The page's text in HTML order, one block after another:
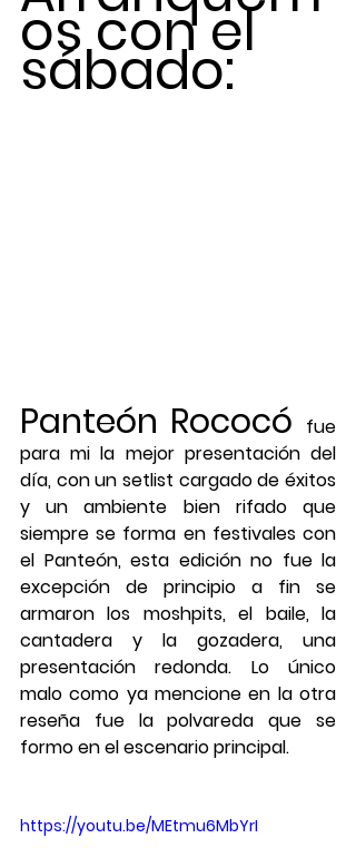
os con el
sábado:
Panteón Rococó
fue
para mi la mejor presentación del
día, con un setlist cargado de éxitos
y un ambiente bien rifado que
siempre se forma en festivales con
el Panteón, esta edición no fue la
excepción de principio a fin se
armaron los moshpits, el baile, la
cantadera y la gozadera, una
presentación redonda. Lo único
malo como ya mencione en la otra
reseña fue la polvareda que se
formo en el escenario principal.
https://youtu.be/MEtmu6MbYrI